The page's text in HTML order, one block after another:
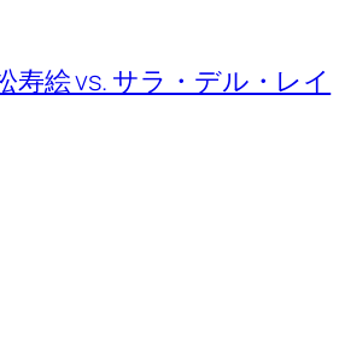
寿絵 vs. サラ・デル・レイ